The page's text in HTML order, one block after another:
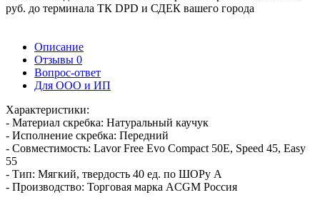
руб. до терминала ТК DPD и СДЕК вашего города
Описание
Отзывы 0
Вопрос-ответ
Для ООО и ИП
Характеристики:
- Материал скребка: Натуральный каучук
- Исполнение скребка: Передний
- Совместимость: Lavor Free Evo Compact 50E, Speed 45, Easy
55
- Тип: Мягкий, твердость 40 ед. по ШОРу А
- Производство: Торговая марка ACGM Россия